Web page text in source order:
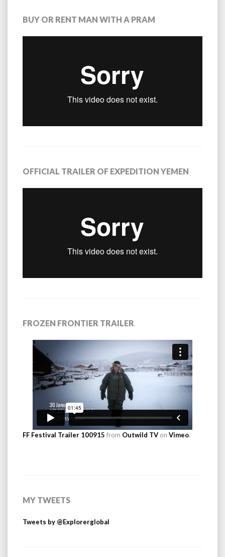
BUY OR RENT MAN WITH A PRAM
OFFICIAL TRAILER OF EXPEDITION YEMEN
FROZEN FRONTIER TRAILER
FF Festival Trailer 100915 from Outwild TV on Vimeo.
MY TWEETS
Tweets by @Explorerglobal